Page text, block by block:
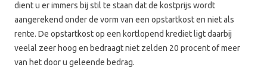
dient u er immers bij stil te staan dat de kostprijs wordt
aangerekend onder de vorm van een opstartkost en niet als
rente. De opstartkost op een kortlopend krediet ligt daarbij
veelal zeer hoog en bedraagt niet zelden 20 procent of meer
van het door u geleende bedrag.